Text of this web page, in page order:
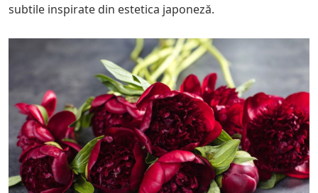
subtile inspirate din estetica japoneză.